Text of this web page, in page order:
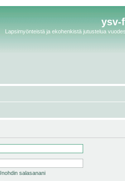
ysv-
Lapsimyönteistä ja ekohenkistä jutustelua
salasanani